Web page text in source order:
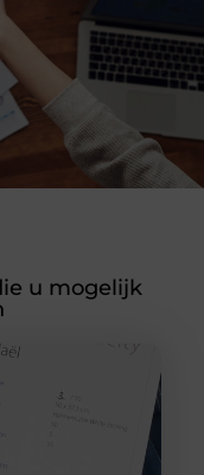
u mogelijk